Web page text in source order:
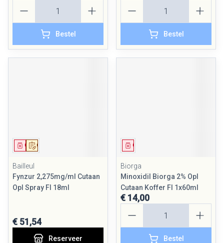
Bestel Bestel
Op voorschrift
Geneesmiddel
Bailleul
Fynzur 2,275mg/ml Cutaan
Opl Spray Fl 18ml
€ 51,54
Reserveer
Geneesmiddel
Biorga
Minoxidil Biorga 2% Opl
Cutaan Koffer Fl 1x60ml
€ 14,00
Bestel